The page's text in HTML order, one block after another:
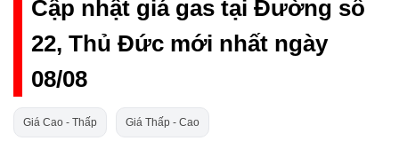
Cập nhật giá gas tại Đường số
22, Thủ Đức mới nhất ngày
08/08
Giá Cao - Thấp Giá Thấp - Cao